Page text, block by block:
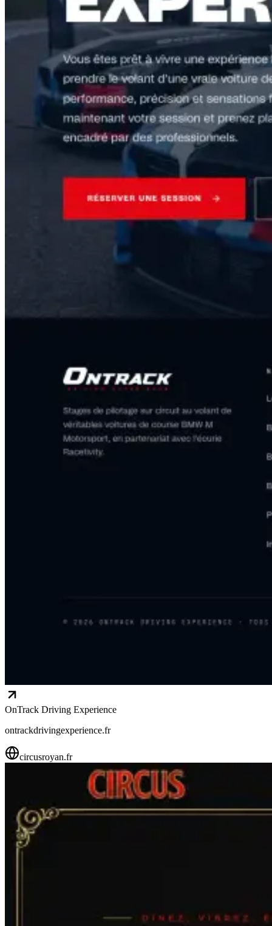
OnTrack Driving Experience
ontrackdrivingexperience.fr
circusroyan.fr